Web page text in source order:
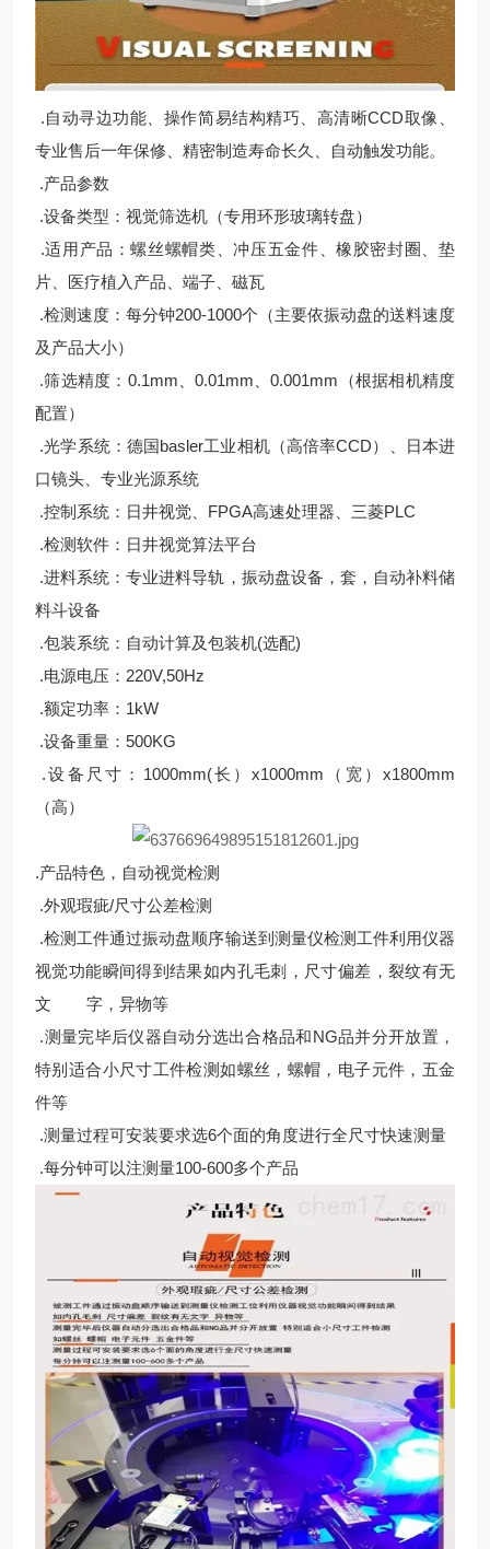
.自动寻边功能、操作简易结构精巧、高清晰CCD取像、
专业售后一年保修、精密制造寿命长久、自动触发功能。
.产品参数
.设备类型：视觉筛选机（专用环形玻璃转盘）
.适用产品：螺丝螺帽类、冲压五金件、橡胶密封圈、垫
片、医疗植入产品、端子、磁瓦
.检测速度：每分钟200-1000个（主要依振动盘的送料速度
及产品大小）
.筛选精度：0.1mm、0.01mm、0.001mm（根据相机精度
配置）
.光学系统：德国basler工业相机（高倍率CCD）、日本进
口镜头、专业光源系统
.控制系统：日井视觉、FPGA高速处理器、三菱PLC
.检测软件：日井视觉算法平台
.进料系统：专业进料导轨，振动盘设备，套，自动补料储
料斗设备
.包装系统：自动计算及包装机(选配)
.电源电压：220V,50Hz
.额定功率：1kW
.设备重量：500KG
.设备尺寸：1000mm(长）x1000mm（宽）x1800mm
（高）
.产品特色，自动视觉检测
.外观瑕疵/尺寸公差检测
.检测工件通过振动盘顺序输送到测量仪检测工件利用仪器
视觉功能瞬间得到结果如内孔毛刺，尺寸偏差，裂纹有无
文 字，异物等
.测量完毕后仪器自动分选出合格品和NG品并分开放置，
特别适合小尺寸工件检测如螺丝，螺帽，电子元件，五金
件等
.测量过程可安装要求选6个面的角度进行全尺寸快速测量
.每分钟可以注测量100-600多个产品